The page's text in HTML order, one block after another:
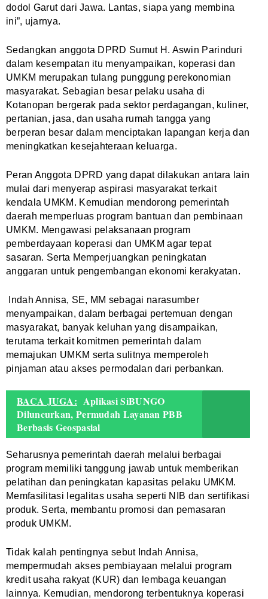
dodol Garut dari Jawa. Lantas, siapa yang membina
ini”, ujarnya.
Sedangkan anggota DPRD Sumut H. Aswin Parinduri
dalam kesempatan itu menyampaikan, koperasi dan
UMKM merupakan tulang punggung perekonomian
masyarakat. Sebagian besar pelaku usaha di
Kotanopan bergerak pada sektor perdagangan, kuliner,
pertanian, jasa, dan usaha rumah tangga yang
berperan besar dalam menciptakan lapangan kerja dan
meningkatkan kesejahteraan keluarga.
Peran Anggota DPRD yang dapat dilakukan antara lain
mulai dari menyerap aspirasi masyarakat terkait
kendala UMKM. Kemudian mendorong pemerintah
daerah memperluas program bantuan dan pembinaan
UMKM. Mengawasi pelaksanaan program
pemberdayaan koperasi dan UMKM agar tepat
sasaran. Serta Memperjuangkan peningkatan
anggaran untuk pengembangan ekonomi kerakyatan.
Indah Annisa, SE, MM sebagai narasumber
menyampaikan,dalam berbagai pertemuan dengan
masyarakat, banyak keluhan yang disampaikan,
terutama terkait komitmen pemerintah dalam
memajukan UMKM serta sulitnya memperoleh
pinjaman atau akses permodalan dari perbankan.
BACA JUGA: Aplikasi SiBUNGO
Diluncurkan, Permudah Layanan PBB
Berbasis Geospasial
Seharusnya pemerintah daerah melalui berbagai
program memiliki tanggung jawab untuk memberikan
pelatihan dan peningkatan kapasitas pelaku UMKM.
Memfasilitasi legalitas usaha seperti NIB dan sertifikasi
produk. Serta, membantu promosi dan pemasaran
produk UMKM.
Tidak kalah pentingnya sebut Indah Annisa,
mempermudah akses pembiayaan melalui program
kredit usaha rakyat (KUR) dan lembaga keuangan
lainnya. Kemudian, mendorong terbentuknya koperasi